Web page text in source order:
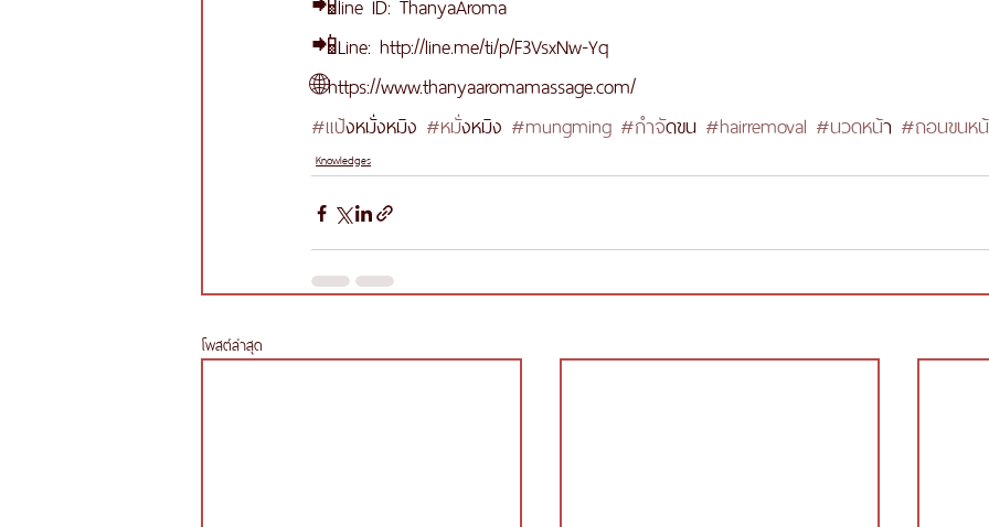
📲Line: http://line.me/ti/p/F3VsxNw-Yq
🌐https://www.thanyaaromamassage.com/
#แป้งหมั่งหมิง #หมั่งหมิง #mungming #กำจัดขน #hairremoval #นวดหน้า #ถอนขนหน
Knowledges
โพสต์ล่าสุด